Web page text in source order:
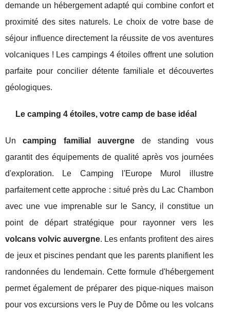
demande un hébergement adapté qui combine confort et
proximité des sites naturels. Le choix de votre base de
séjour influence directement la réussite de vos aventures
volcaniques ! Les campings 4 étoiles offrent une solution
parfaite pour concilier détente familiale et découvertes
géologiques.
Le camping 4 étoiles, votre camp de base idéal
Uncamping familial auvergne de standing vous
garantit des équipements de qualité après vos journées
d'exploration. Le Camping l'Europe Murol illustre
parfaitement cette approche : situé près du Lac Chambon
avec une vue imprenable sur le Sancy, il constitue un
point de départ stratégique pour rayonner vers les
volcans volvic auvergne. Les enfants profitent des aires
de jeux et piscines pendant que les parents planifient les
randonnées du lendemain. Cette formule d'hébergement
permet également de préparer des pique-niques maison
pour vos excursions vers le Puy de Dôme ou les volcans